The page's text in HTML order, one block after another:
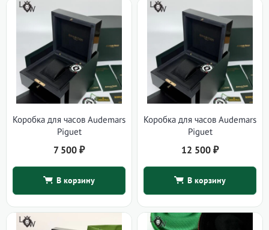
Коробка для часов Audemars
Piguet
7 500 ₽
В корзину
Коробка для часов Audemars
Piguet
12 500 ₽
В корзину